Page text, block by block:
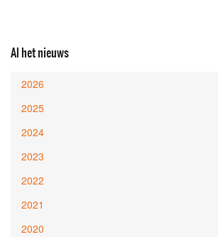
Al het nieuws
2026
2025
2024
2023
2022
2021
2020